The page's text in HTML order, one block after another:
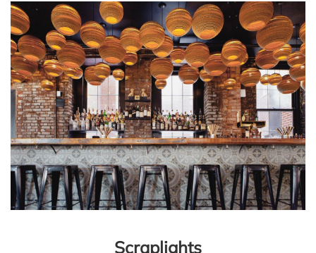
Scraplights